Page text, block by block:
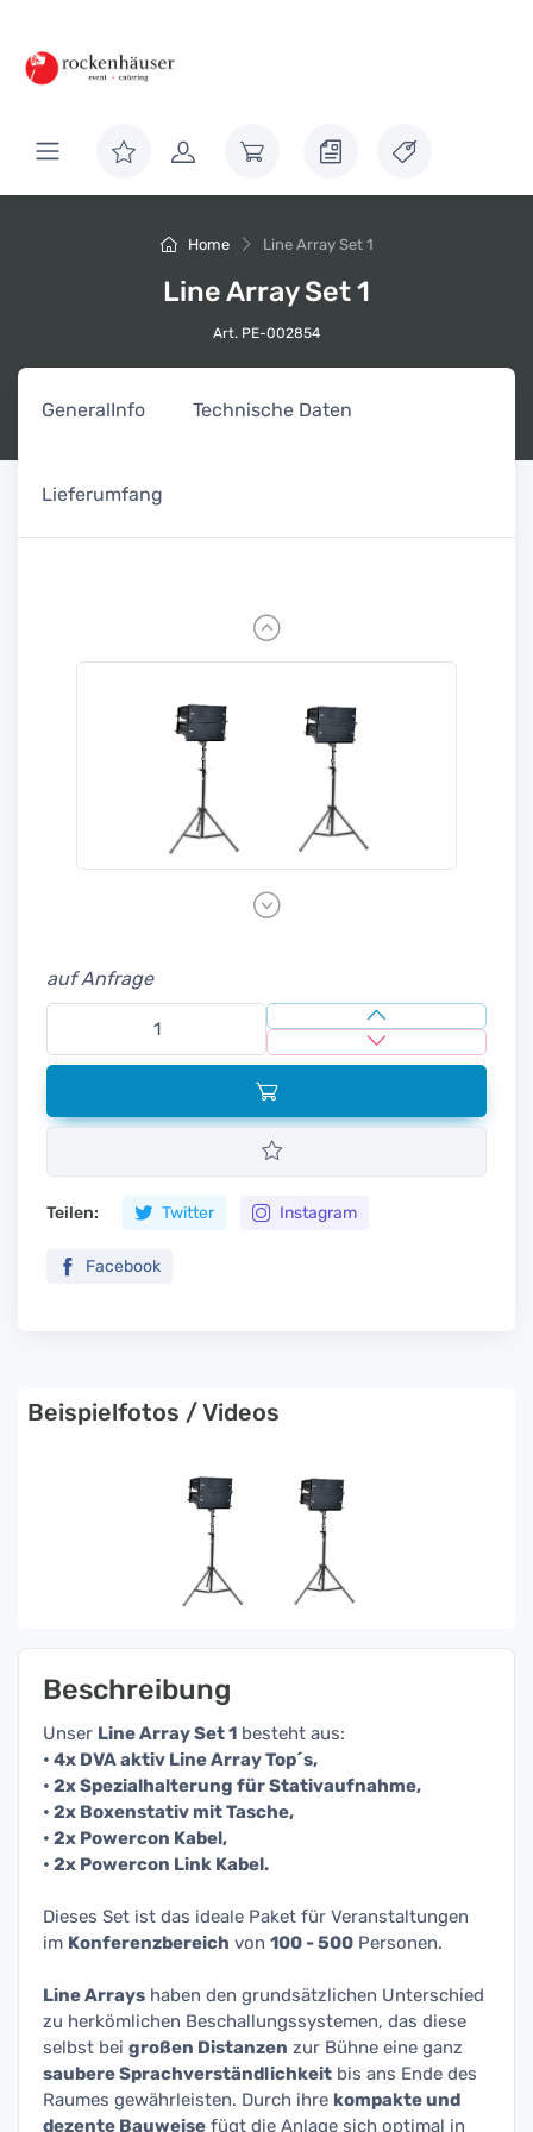
Home Line Array Set 1
Line Array Set 1
Art. PE-002854
GeneralInfo Technische Daten
Lieferumfang
Previous
Next
auf Anfrage
Teilen: Twitter Instagram
Facebook
Beispielfotos / Videos
Beschreibung
Unser Line Array Set 1 besteht aus:
• 4x DVA aktiv Line Array Top´s,
• 2x Spezialhalterung für Stativaufnahme,
• 2x Boxenstativ mit Tasche,
• 2x Powercon Kabel,
• 2x Powercon Link Kabel.
Dieses Set ist das ideale Paket für Veranstaltungen
im Konferenzbereich von 100 - 500 Personen.
Line Arrays haben den grundsätzlichen Unterschied
zu herkömlichen Beschallungssystemen, das diese
selbst bei großen Distanzen zur Bühne eine ganz
saubere Sprachverständlichkeit bis ans Ende des
Raumes gewährleisten. Durch ihre kompakte und
dezente Bauweise fügt die Anlage sich optimal in